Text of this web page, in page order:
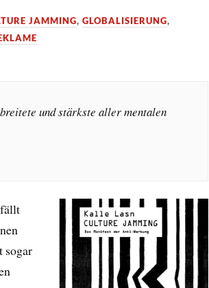
JAMMING,GLOBALISIERUNG,
und stärkste aller mentalen
sogar